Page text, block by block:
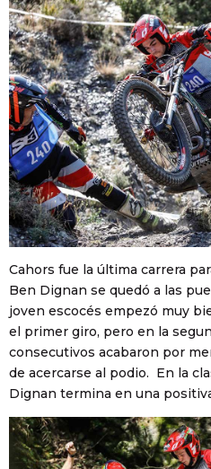
Cahors fue la última carrera
Ben Dignan se quedó a las
joven escocés empezó muy
el primer giro, pero en la
consecutivos acabaron por
de acercarse al podio. En la
Dignan termina en una